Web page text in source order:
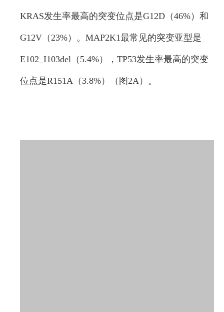
KRAS发生率最高的突变位点是G12D（46%）和
G12V（23%）。MAP2K1最常见的突变亚型是
E102_I103del（5.4%），TP53发生率最高的突变
位点是R151A（3.8%）（图2A）。